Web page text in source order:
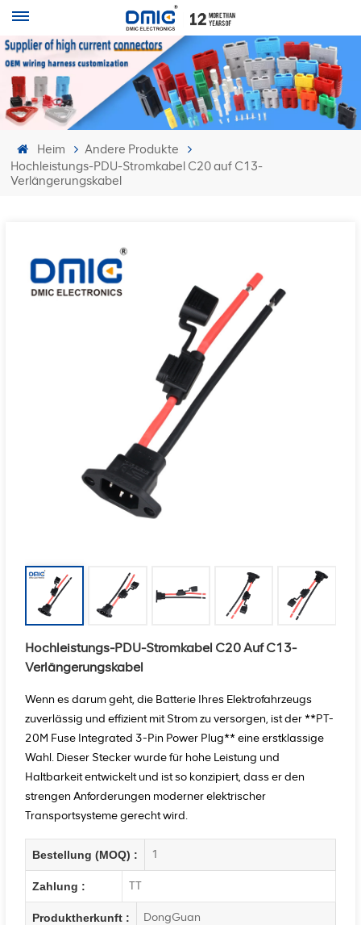
Heim
Andere Produkte
Hochleistungs-PDU-Stromkabel C20 auf C13-
Verlängerungskabel
Hochleistungs-PDU-Stromkabel C20 Auf C13-
Verlängerungskabel
Wenn es darum geht, die Batterie Ihres Elektrofahrzeugs
zuverlässig und effizient mit Strom zu versorgen, ist der **PT-
20M Fuse Integrated 3-Pin Power Plug** eine erstklassige
Wahl. Dieser Stecker wurde für hohe Leistung und
Haltbarkeit entwickelt und ist so konzipiert, dass er den
strengen Anforderungen moderner elektrischer
Transportsysteme gerecht wird.
Bestellung (MOQ) : 1
Zahlung : TT
Produktherkunft : DongGuan